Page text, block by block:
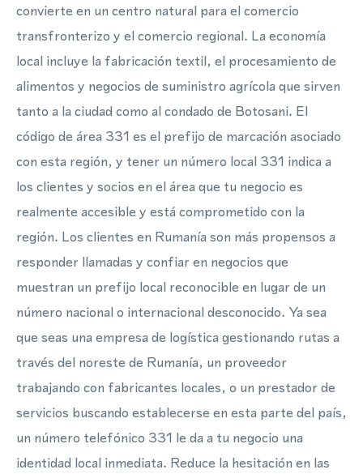
convierte en un centro natural para el comercio
transfronterizo y el comercio regional. La economía
local incluye la fabricación textil, el procesamiento de
alimentos y negocios de suministro agrícola que sirven
tanto a la ciudad como al condado de Botosani. El
código de área 331 es el prefijo de marcación asociado
con esta región, y tener un número local 331 indica a
los clientes y socios en el área que tu negocio es
realmente accesible y está comprometido con la
región. Los clientes en Rumanía son más propensos a
responder llamadas y confiar en negocios que
muestran un prefijo local reconocible en lugar de un
número nacional o internacional desconocido. Ya sea
que seas una empresa de logística gestionando rutas a
través del noreste de Rumanía, un proveedor
trabajando con fabricantes locales, o un prestador de
servicios buscando establecerse en esta parte del país,
un número telefónico 331 le da a tu negocio una
identidad local inmediata. Reduce la hesitación en las